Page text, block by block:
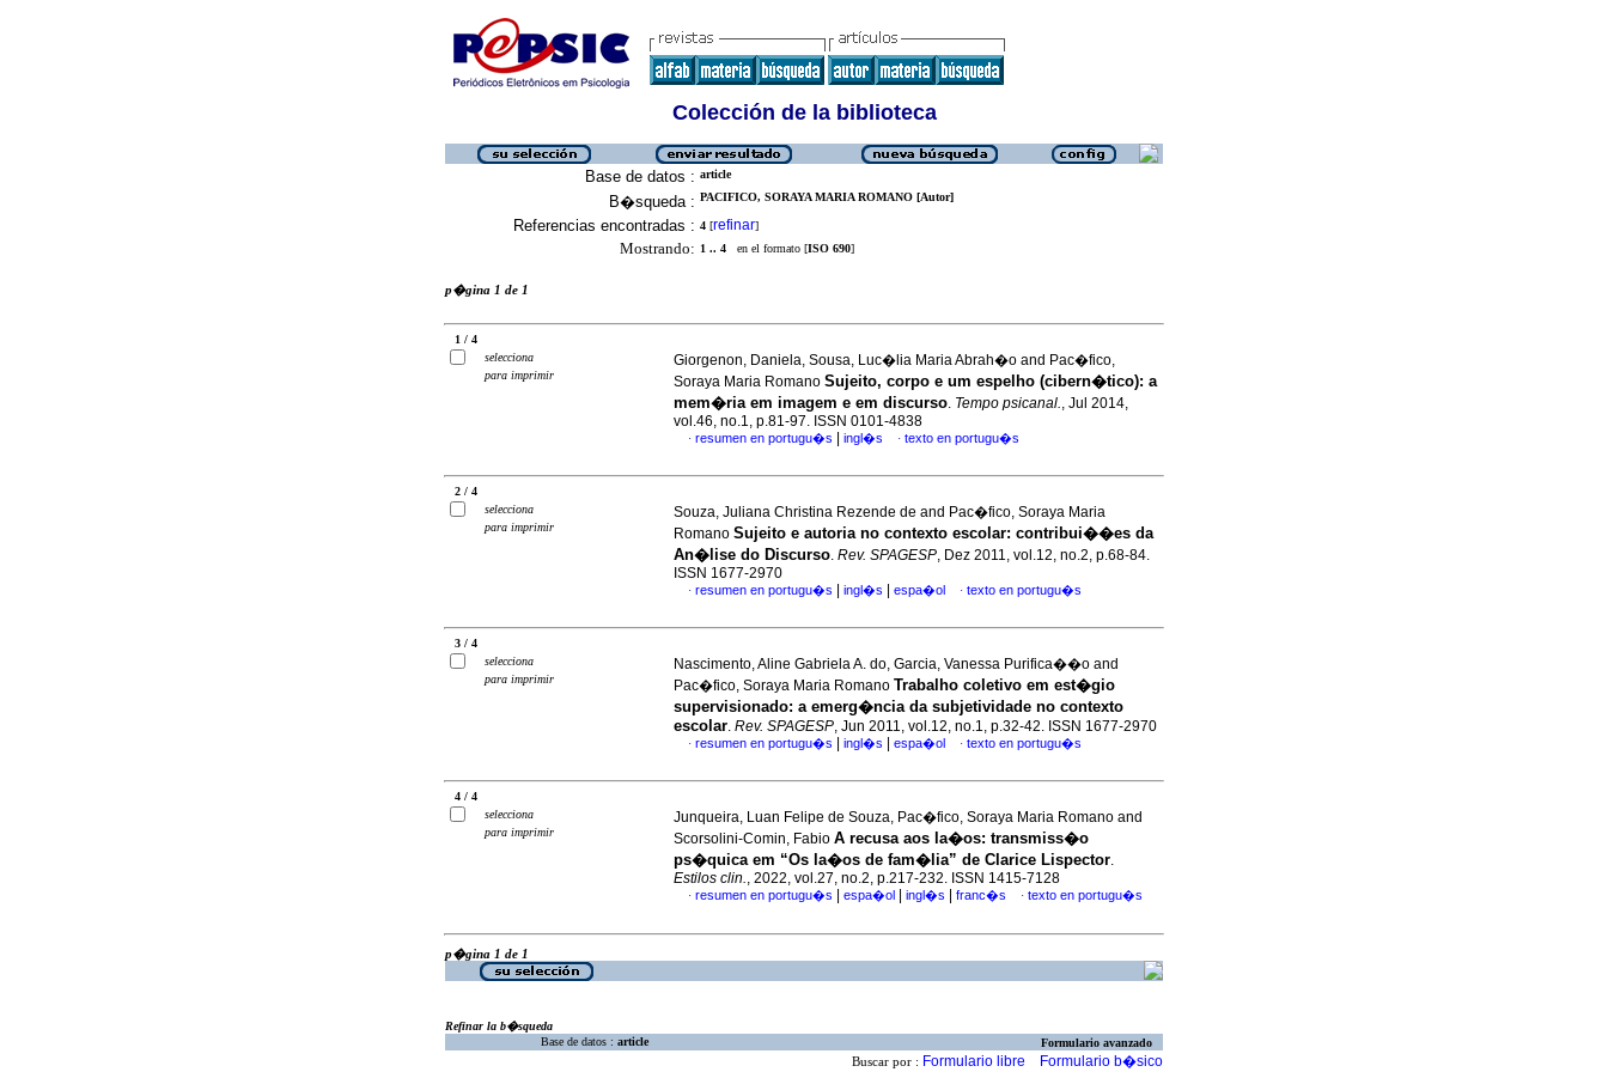
Colección de la biblioteca
Base de datos : article
B�squeda : PACIFICO, SORAYA MARIA ROMANO [Autor]
Referencias encontradas : 4 [refinar]
Mostrando: 1 .. 4 en el formato [ISO 690]
p�gina 1 de 1
1 / 4
selecciona
para imprimir
Giorgenon, Daniela, Sousa, Luc�lia Maria Abrah�o and Pac�fico,
Soraya Maria Romano Sujeito, corpo e um espelho (cibern�tico): a
mem�ria em imagem e em discurso. Tempo psicanal., Jul 2014,
vol.46, no.1, p.81-97. ISSN 0101-4838
· resumen en portugu�s ingl�s · texto en portugu�s
2 / 4
selecciona
para imprimir
Souza, Juliana Christina Rezende de and Pac�fico, Soraya Maria
Romano Sujeito e autoria no contexto escolar: contribui��es da
An�lise do Discurso. Rev. SPAGESP, Dez 2011, vol.12, no.2, p.68-84.
ISSN 1677-2970
· resumen en portugu�s ingl�s espa�ol · texto en portugu�s
3 / 4
selecciona
para imprimir
Nascimento, Aline Gabriela A. do, Garcia, Vanessa Purifica��o and
Pac�fico, Soraya Maria Romano Trabalho coletivo em est�gio
supervisionado: a emerg�ncia da subjetividade no contexto
escolar. Rev. SPAGESP, Jun 2011, vol.12, no.1, p.32-42. ISSN 1677-2970
· resumen en portugu�s ingl�s espa�ol · texto en portugu�s
4 / 4
selecciona
para imprimir
Junqueira, Luan Felipe de Souza, Pac�fico, Soraya Maria Romano and
Scorsolini-Comin, Fabio A recusa aos la�os: transmiss�o
ps�quica em “Os la�os de fam�lia” de Clarice Lispector.
Estilos clin., 2022, vol.27, no.2, p.217-232. ISSN 1415-7128
· resumen en portugu�s espa�ol ingl�s franc�s · texto en portugu�s
p�gina 1 de 1
Refinar la b�squeda
Base de datos : article Formulario avanzado
Buscar por : Formulario libre Formulario b�sico